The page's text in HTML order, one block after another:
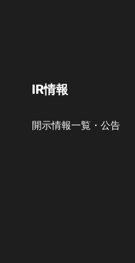
IR情報
開示情報一覧・公告